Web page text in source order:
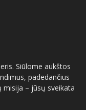
Siūlome aukštos
padedančius
misija – jūsų sveikata